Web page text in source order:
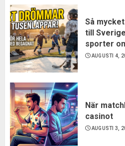
Så
till
sporter
AUGUSTI 4,
När
casinot
AUGUSTI 3,